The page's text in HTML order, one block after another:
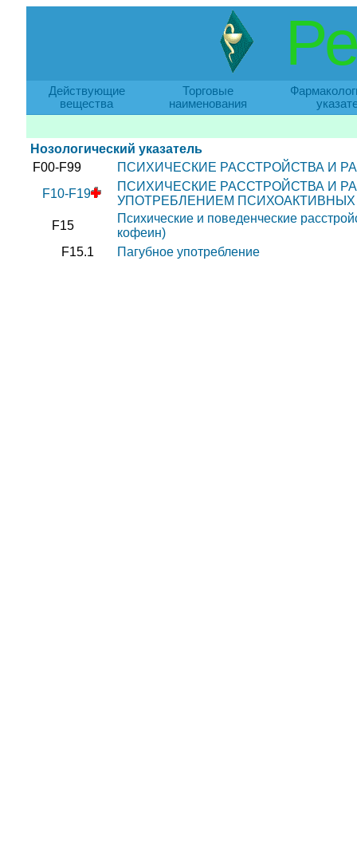
Действующие
вещества
Торговые
наименования
Нозологический указатель
F00-F99
ПСИХИЧЕСКИЕ РАССТРОЙСТВА И
F10-F19
ПСИХИЧЕСКИЕ РАССТРОЙСТВА И
УПОТРЕБЛЕНИЕМ
F15
Психические и поведенческие
кофеин)
F15.1
Пагубное употребление